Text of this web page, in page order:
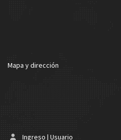
Mapa y dirección
Ingreso | Usuario